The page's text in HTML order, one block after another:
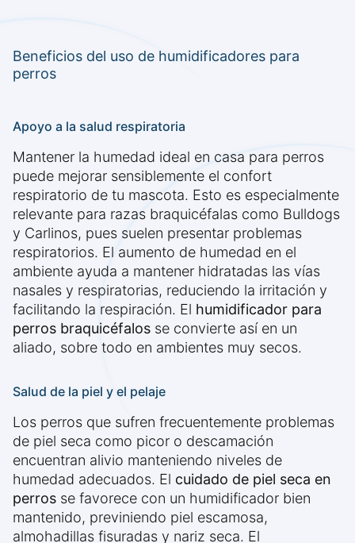
Beneficios del uso de humidificadores para
perros
Apoyo a la salud respiratoria
Mantener la humedad ideal en casa para perros
puede mejorar sensiblemente el confort
respiratorio de tu mascota. Esto es especialmente
relevante para razas braquicéfalas como Bulldogs
y Carlinos, pues suelen presentar problemas
respiratorios. El aumento de humedad en el
ambiente ayuda a mantener hidratadas las vías
nasales y respiratorias, reduciendo la irritación y
facilitando la respiración. El humidificador para
perros braquicéfalos se convierte así en un
aliado, sobre todo en ambientes muy secos.
Salud de la piel y el pelaje
Los perros que sufren frecuentemente problemas
de piel seca como picor o descamación
encuentran alivio manteniendo niveles de
humedad adecuados. El cuidado de piel seca en
perros se favorece con un humidificador bien
mantenido, previniendo piel escamosa,
almohadillas fisuradas y nariz seca. El